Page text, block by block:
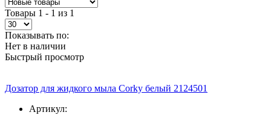
Товары 1 - 1 из 1
Показывать по:
Нет в наличии
Быстрый просмотр
Дозатор для жидкого мыла Corky белый 2124501
Артикул: